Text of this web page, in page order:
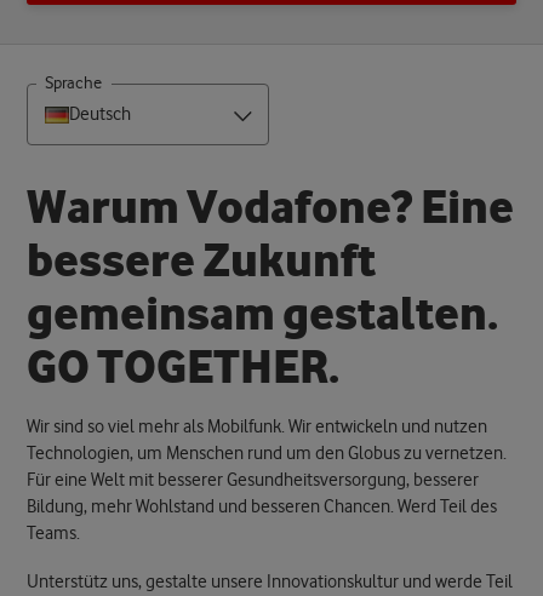
Sprache
Deutsch
WarumVodafone? Eine
bessereZukunft
gemeinsam gestalten.
GOTOGETHER.
Wir sind so viel mehr als Mobilfunk. Wir entwickeln und nutzen
Technologien, um Menschen rund um den Globus zu vernetzen.
Für eine Welt mit besserer Gesundheitsversorgung, besserer
Bildung, mehr Wohlstand und besseren Chancen. Werd Teil des
Teams.
Unterstütz uns, gestalte unsere Innovationskultur und werde Teil